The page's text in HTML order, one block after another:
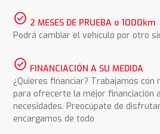
check_circle 2 MESES DE PRUEBA o 1000km
Podrá cambiar el vehículo por otro
check_circle FINANCIACIÓN A SU MEDIDA
¿Quieres financiar? Trabajamos
para ofrecerte la mejor financiación
necesidades. Preocúpate de
encargamos de todo